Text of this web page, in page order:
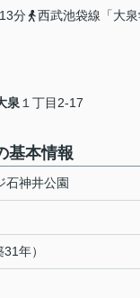
分
西武池袋線「大
泉 １丁目2-17
基本情報
石神井公園
年）